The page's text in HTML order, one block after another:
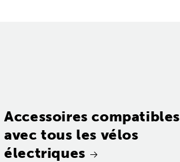
Accessoires compatibles
avec tous les vélos
électriques